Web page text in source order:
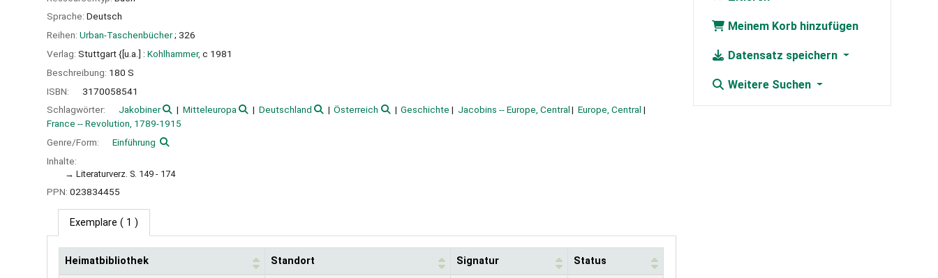
Sprache: Deutsch
Reihen: Urban-Taschenbücher; 326
Verlag: Stuttgart {[u.a.] : Kohlhammer, c 1981
Beschreibung: 180 S
ISBN:
3170058541
Schlagwörter:
Jakobiner Mitteleuropa Deutschland Österreich Geschichte Jacobins -- Europe, Central
Europe, Central
France -- Revolution, 1789-1915
Genre/Form:
Einführung
Inhalte:
Literaturverz. S. 149 - 174
PPN: 023834455
Exemplare ( 1 )
Heimatbibliothek Standort Signatur Status
Meinem Korb hinzufügen
Datensatz speichern
Weitere Suchen